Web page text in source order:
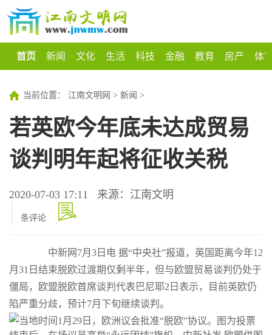
首页 新闻 文化 生活 科技 金融 教育 房产 体
当前位置： 江南文明网 > 新闻 >
若英欧今年底未达成贸易
谈判明年起将征收关税
2020-07-03 17:11 来源：江南文明
条评论
中新网7月3日电 据“中央社”报道，英国距离今年12
月31日结束脱欧过渡期仅剩半年，但与欧盟贸易谈判仍处于
僵局，欧盟脱欧首席谈判代表巴尼耶2日表示，目前英欧仍
陷严重分歧，预计7月下旬继续谈判。